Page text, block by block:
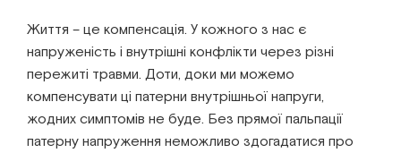
Життя – це компенсація. У кожного з нас є
напруженість і внутрішні конфлікти через різні
пережиті травми. Доти, доки ми можемо
компенсувати ці патерни внутрішньої напруги,
жодних симптомів не буде. Без прямої пальпації
патерну напруження неможливо здогадатися про